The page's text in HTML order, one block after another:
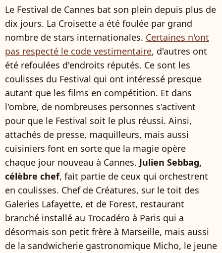
Le Festival de Cannes bat son plein depuis plus de
dix jours. La Croisette a été foulée par grand
nombre de stars internationales. Certaines n'ont
pas respecté le code vestimentaire, d'autres ont
été refoulées d'endroits réputés. Ce sont les
coulisses du Festival qui ont intéressé presque
autant que les films en compétition. Et dans
l'ombre, de nombreuses personnes s'activent
pour que le Festival soit le plus réussi. Ainsi,
attachés de presse, maquilleurs, mais aussi
cuisiniers font en sorte que la magie opère
chaque jour nouveau à Cannes. Julien Sebbag,
célèbre chef, fait partie de ceux qui orchestrent
en coulisses. Chef de Créatures, sur le toit des
Galeries Lafayette, et de Forest, restaurant
branché installé au Trocadéro à Paris qui a
désormais son petit frère à Marseille, mais aussi
de la sandwicherie gastronomique Micho, le jeune